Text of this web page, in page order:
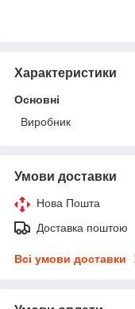
Характеристики
Основні
Виробник
Умови доставки
Нова Пошта
Доставка поштою
Всі умови доставки